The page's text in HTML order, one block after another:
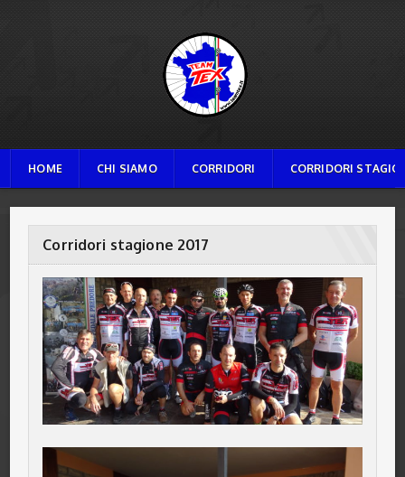
TEAM TEX
HOME CHI SIAMO CORRIDORI CORRIDORI
Corridori stagione 2017